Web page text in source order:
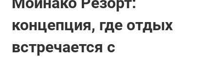
концепция, где отдых
встречается с